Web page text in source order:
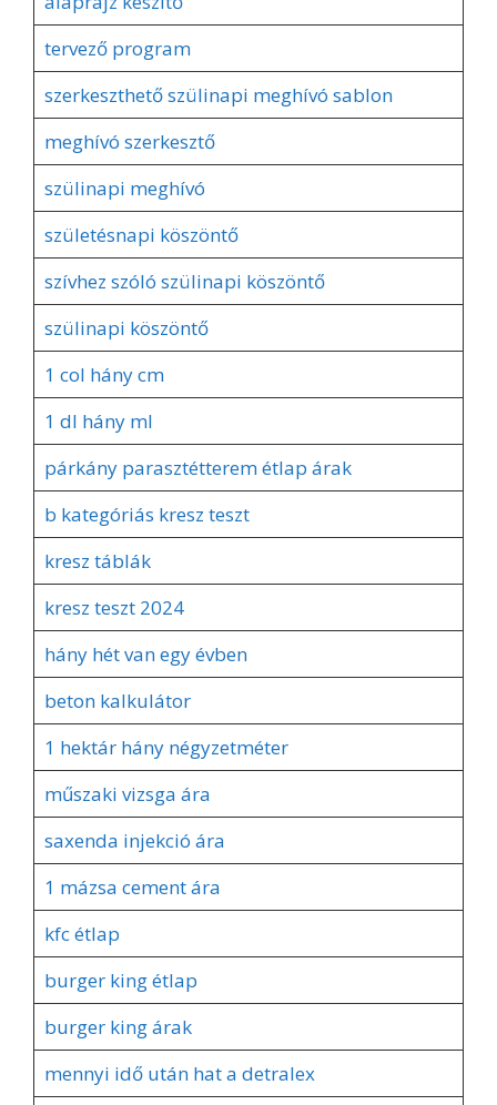
tervező program
szerkeszthető szülinapi meghívó sablon
meghívó szerkesztő
szülinapi meghívó
születésnapi köszöntő
szívhez szóló szülinapi köszöntő
szülinapi köszöntő
1 col hány cm
1 dl hány ml
párkány parasztétterem étlap árak
b kategóriás kresz teszt
kresz táblák
kresz teszt 2024
hány hét van egy évben
beton kalkulátor
1 hektár hány négyzetméter
műszaki vizsga ára
saxenda injekció ára
1 mázsa cement ára
kfc étlap
burger king étlap
burger king árak
mennyi idő után hat a detralex